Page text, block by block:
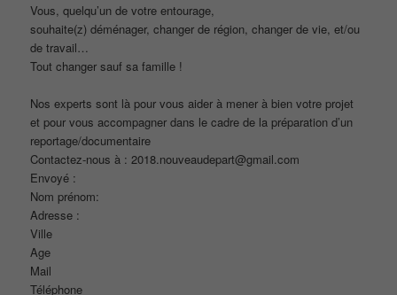
Vous, quelqu’un de votre entourage,
souhaite(z) déménager, changer de région, changer de vie, et/ou
de travail…
Tout changer sauf sa famille !
Nos experts sont là pour vous aider à mener à bien votre projet
et pour vous accompagner dans le cadre de la préparation d’un
reportage/documentaire
Contactez-nous à : 2018.nouveaudepart@gmail.com
Envoyé :
Nom prénom:
Adresse :
Ville
Age
Mail
Téléphone